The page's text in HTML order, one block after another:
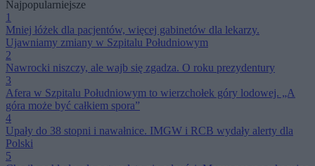
Najpopularniejsze
1
Mniej łóżek dla pacjentów, więcej gabinetów dla lekarzy.
Ujawniamy zmiany w Szpitalu Południowym
2
Nawrocki niszczy, ale wajb się zgadza. O roku prezydentury
3
Afera w Szpitalu Południowym to wierzchołek góry lodowej. „A
góra może być całkiem spora”
4
Upały do 38 stopni i nawałnice. IMGW i RCB wydały alerty dla
Polski
5